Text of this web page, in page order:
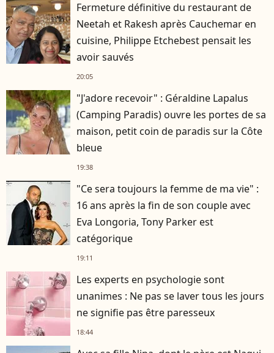
Fermeture définitive du restaurant de
Neetah et Rakesh après Cauchemar en
cuisine, Philippe Etchebest pensait les
avoir sauvés
20:05
"J'adore recevoir" : Géraldine Lapalus
(Camping Paradis) ouvre les portes de sa
maison, petit coin de paradis sur la Côte
bleue
19:38
"Ce sera toujours la femme de ma vie" :
16 ans après la fin de son couple avec
Eva Longoria, Tony Parker est
catégorique
19:11
Les experts en psychologie sont
unanimes : Ne pas se laver tous les jours
ne signifie pas être paresseux
18:44